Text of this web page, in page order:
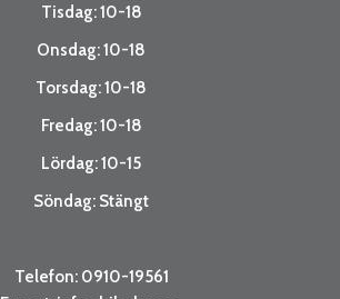
Tisdag: 10-18
Onsdag: 10-18
Torsdag: 10-18
Fredag: 10-18
Lördag: 10-15
Söndag: Stängt
Telefon: 0910-19561